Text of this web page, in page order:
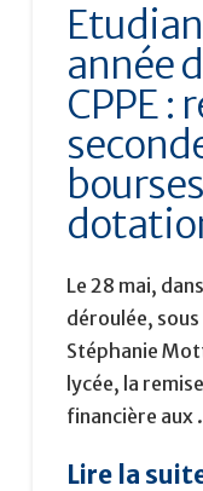
année
CPPE :
Le 28 mai,
déroulée,
Stéphanie
lycée, la
financière aux
Lire la